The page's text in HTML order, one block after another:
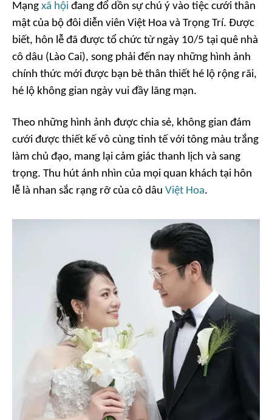
Mạng xã hội đang đổ dồn sự chú ý vào tiệc cưới thân
mật của bộ đôi diễn viên Việt Hoa và Trọng Trí. Được
biết, hôn lễ đã được tổ chức từ ngày 10/5 tại quê nhà
cô dâu (Lào Cai), song phải đến nay những hình ảnh
chính thức mới được bạn bè thân thiết hé lộ rộng rãi,
hé lộ không gian ngày vui đầy lãng mạn.
Theo những hình ảnh được chia sẻ, không gian đám
cưới được thiết kế vô cùng tinh tế với tông màu trắng
làm chủ đạo, mang lại cảm giác thanh lịch và sang
trọng. Thu hút ánh nhìn của mọi quan khách tại hôn
lễ là nhan sắc rạng rỡ của cô dâu Việt Hoa.